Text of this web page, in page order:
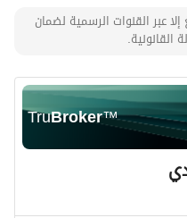
عبر القنوات الرسمية لضمان
القانونية.
TruBroker™